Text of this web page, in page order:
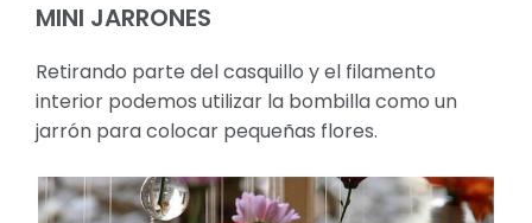
MINI JARRONES
Retirando parte del casquillo y el filamento
interior podemos utilizar la bombilla como un
jarrón para colocar pequeñas flores.